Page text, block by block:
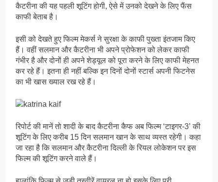
कैटरीना की यह पहली शूटिंग होगी, ऐसे में उनको देखने के लिए फैंस
काफी बेताब है।
इसी को देखते हुए फिल्म मेकर्स ने सुरक्षा के काफी पुख्ता इंतजाम किए
हैं। वहीं सलमान और कैटरीना भी अपने प्रोफेशन को लेकर काफी
गंभीर है और दोनों ही अपने शेड्यूल को पूरा करने के लिए काफी मेहनत
कर रहे हैं। इतना ही नहीं बल्कि इन दिनों दोनों स्टार्स अपनी फिटनेस
का भी खास ख्याल रख रहे हैं।
रिपोर्ट की मानें तो शादी के बाद कैटरीना कैफ अब फिल्म ‘टाइगर-3’ की
शूटिंग के लिए करीब 15 दिन सलमान खान के साथ व्यस्त रहेगी। कहा
जा रहा है कि सलमान और कैटरीना दिल्ली के रियल लोकेशन पर इस
फिल्म की शूटिंग करने वाले हैं।